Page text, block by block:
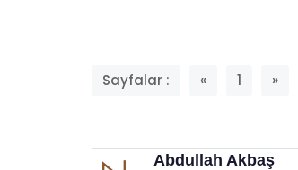
Sayfalar : « 1 »
Abdullah Akbaş